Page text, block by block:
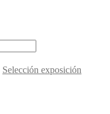
Selección exposición